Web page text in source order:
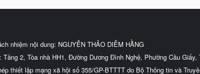
nhiệm nội dung: NGUYỄN THẢO DIỄM HẰNG
2, Tòa nhà HH1, Đường Dương Đình Nghệ, Phường Cầu Giấy,
thiết lập mạng xã hội số 355/GP-BTTTT do Bộ Thông tin và